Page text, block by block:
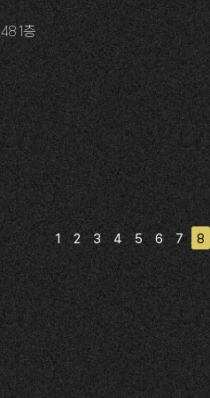
1층
1 2 3 4 5 6 7 8